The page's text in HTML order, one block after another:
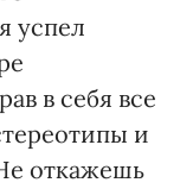
успел
в себя все
и
откажешь